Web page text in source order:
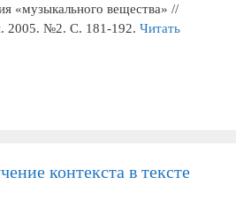
«музыкального вещества» //
2005. №2. С. 181-192. Читать
контекста в тексте